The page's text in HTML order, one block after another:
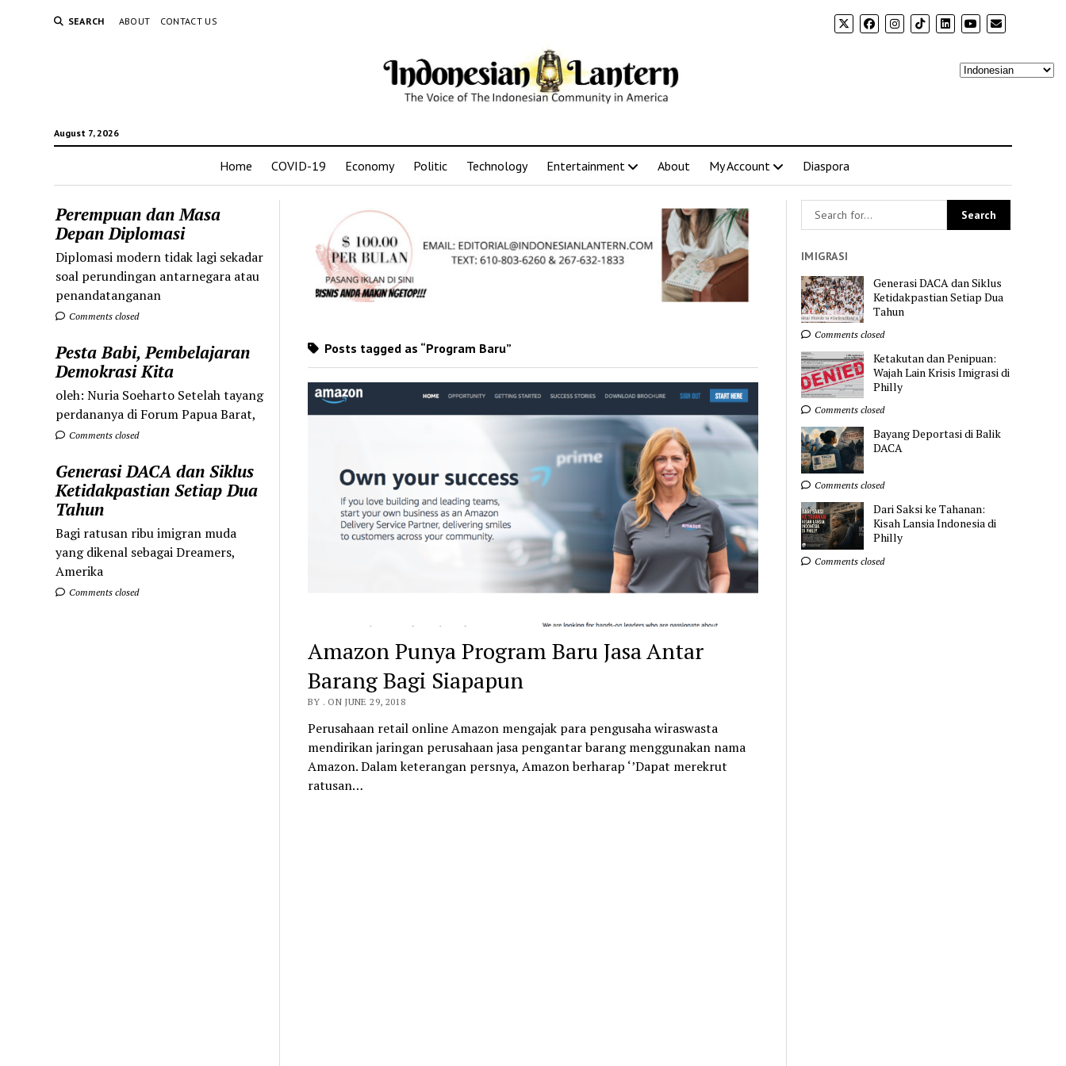
SEARCH ABOUT CONTACT US
August 7, 2026
Home COVID-19 Economy Politic Technology Entertainment About My Account Diaspora
Perempuan dan Masa
Depan Diplomasi
Diplomasi modern tidak lagi sekadar
soal perundingan antarnegara atau
penandatanganan
Comments closed
Pesta Babi, Pembelajaran
Demokrasi Kita
oleh: Nuria Soeharto Setelah tayang
perdananya di Forum Papua Barat,
Comments closed
Generasi DACA dan Siklus
Ketidakpastian Setiap Dua
Tahun
Bagi ratusan ribu imigran muda
yang dikenal sebagai Dreamers,
Amerika
Comments closed
Posts tagged as “Program Baru”
Amazon Punya Program Baru Jasa Antar
Barang Bagi Siapapun
BY . ON JUNE 29, 2018
Perusahaan retail online Amazon mengajak para pengusaha wiraswasta
mendirikan jaringan perusahaan jasa pengantar barang menggunakan nama
Amazon. Dalam keterangan persnya, Amazon berharap ‘’Dapat merekrut
ratusan…
IMIGRASI
Generasi DACA dan Siklus
Ketidakpastian Setiap Dua
Tahun
Comments closed
Ketakutan dan Penipuan:
Wajah Lain Krisis Imigrasi di
Philly
Comments closed
Bayang Deportasi di Balik
DACA
Comments closed
Dari Saksi ke Tahanan:
Kisah Lansia Indonesia di
Philly
Comments closed